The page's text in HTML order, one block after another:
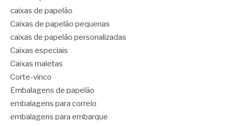
caixas de papelão
Caixas de papelão pequenas
caixas de papelão personalizadas
Caixas especiais
Caixas maletas
Corte-vinco
Embalagens de papelão
embalagens para correio
embalagens para embarque